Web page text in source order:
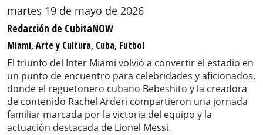
martes 19 de mayo de 2026
Redacción de CubitaNOW
Miami, Arte y Cultura, Cuba, Futbol
El triunfo del Inter Miami volvió a convertir el estadio en
un punto de encuentro para celebridades y aficionados,
donde el reguetonero cubano Bebeshito y la creadora
de contenido Rachel Arderi compartieron una jornada
familiar marcada por la victoria del equipo y la
actuación destacada de Lionel Messi.